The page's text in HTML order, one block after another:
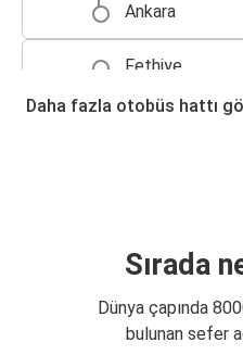
Ankara
Fethiye
Kalkan
Kalkan
Fethiye
Daha fazla otobüs hattı
Sırada
Dünya çapında
bulunan sefer